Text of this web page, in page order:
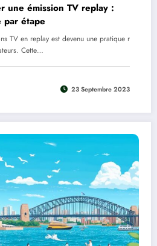
une émission TV replay :
par étape
TV en replay est devenu une pratique r
Cette…
23 Septembre 2023